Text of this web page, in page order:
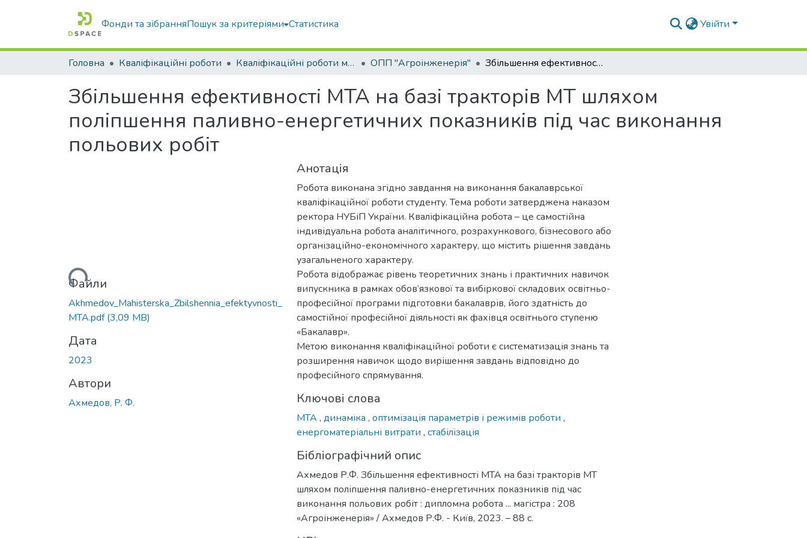
Фонди та зібранняПошук за критеріями Статистика Увійти
Головна Кваліфікаційні роботи Кваліфікаційні роботи магістрів ОПП "Агроінженерія" Збільшення ефективності МТА на базі тракторів МТ шляхом поліпшення паливно-енергетичних показників під час виконання польових робіт
Збільшення ефективності МТА на базі тракторів МТ шляхом
поліпшення паливно-енергетичних показників під час виконання
польових робіт
Вантажиться...Файли
Akhmedov_Mahisterska_Zbilshennia_efektyvnosti_
MTA.pdf(3,09 MB)
Дата
2023
Автори
Ахмедов, Р. Ф.
Анотація
Робота виконана згідно завдання на виконання бакалаврської
кваліфікаційної роботи студенту. Тема роботи затверджена наказом
ректора НУБіП України. Кваліфікаційна робота – це самостійна
індивідуальна робота аналітичного, розрахункового, бізнесового або
організаційно-економічного характеру, що містить рішення завдань
узагальненого характеру.
Робота відображає рівень теоретичних знань і практичних навичок
випускника в рамках обов’язкової та вибіркової складових освітньо-
професійної програми підготовки бакалаврів, його здатність до
самостійної професійної діяльності як фахівця освітнього ступеню
«Бакалавр».
Метою виконання кваліфікаційної роботи є систематизація знань та
розширення навичок щодо вирішення завдань відповідно до
професійного спрямування.
Ключові слова
МТА , динаміка , оптимізація параметрів і режимів роботи ,
енергоматеріальні витрати , стабілізація
Бібліографічний опис
Ахмедов Р.Ф. Збільшення ефективності МТА на базі тракторів МТ
шляхом поліпшення паливно-енергетичних показників під час
виконання польових робіт : дипломна робота ... магістра : 208
«Агроінженерія» / Ахмедов Р.Ф. - Київ, 2023. – 88 с.